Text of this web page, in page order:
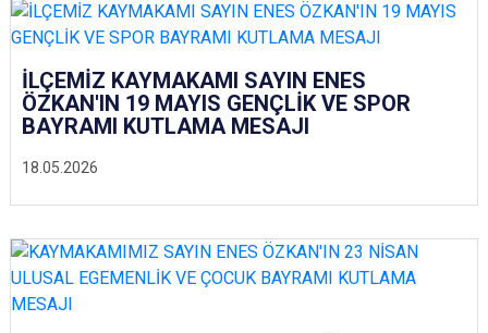
18.05.2026
İLÇEMİZ KAYMAKAMI SAYIN ENES
ÖZKAN'IN 19 MAYIS GENÇLİK VE SPOR
BAYRAMI KUTLAMA MESAJI